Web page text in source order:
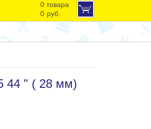
0 товара
0 руб.
44 " ( 28 мм)